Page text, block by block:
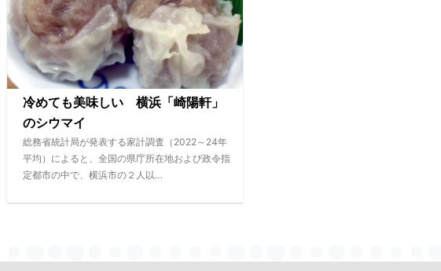
冷めても美味しい 横浜「崎陽軒」
のシウマイ
総務省統計局が発表する家計調査（2022～24年
平均）によると、全国の県庁所在地および政令指
定都市の中で、横浜市の２人以…